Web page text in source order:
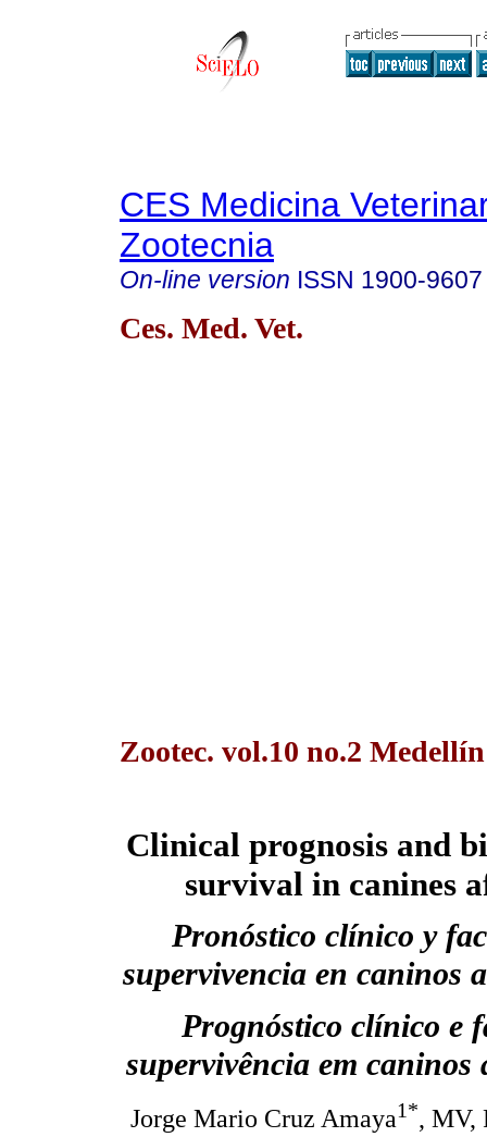
CES Medicina
Zootecnia
On-line version ISSN 1900-9607
Ces. Med. Vet.
Zootec. vol.10 no.2
Clinical prognosis and
survival in canines
Pronóstico clínico y
supervivencia en caninos
Prognóstico clínico e
supervivência em caninos
Jorge Mario Cruz Amaya1*, MV,